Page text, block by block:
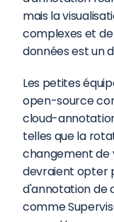
mais la
complexes et
données est un
Les petites
open-source
cloud-
telles que la
changement de
devraient opter
d'annotation de
comme